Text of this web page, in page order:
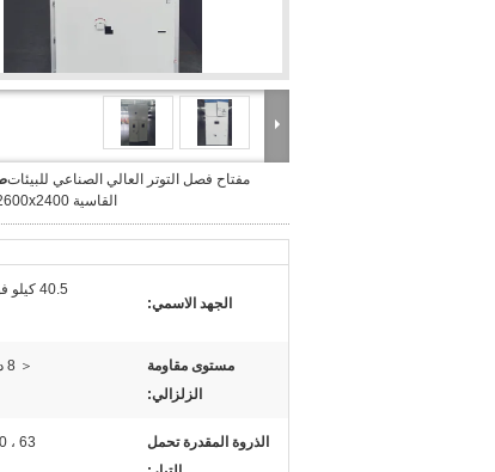
مفتاح فصل التوتر العالي الصناعي للبيئات
القاسية 1200x2600x2400 أبعاد
الجهد الاسمي:
40.5 كيلو فولت
مستوى مقاومة
الزلزالي:
＜ 8 درجة
الذروة المقدرة تحمل
63 ، 80 كا